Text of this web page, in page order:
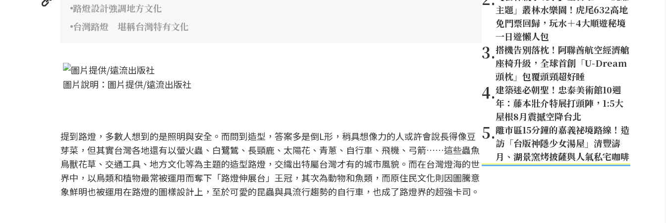
路燈設計強調地方文化
台灣路燈 堪稱台灣特有文化
圖片說明：圖片提供/遠流出版社
提到路燈，多數人想到的是照明與安全。而問到造型，答案多是倒L形，稍具想像力的人或許會說長得像豆
芽菜，但其實台灣各地還有以螢火蟲、白鷺鷥、長頸鹿、太陽花、青蔥、自行車、飛機、弓箭……這些蟲魚
鳥獸花草、交通工具、地方文化等為主題的造型路燈，交織出特屬台灣才有的城市風貌。而在台灣燈海的世
界中，以鳥類和植物最常被運用而奪下「路燈伸展台」王冠，其次為動物和魚類，而原住民文化則因圖騰意
象鮮明也被運用在路燈的圖樣設計上，至於可愛的昆蟲與具流行趨勢的自行車，也成了路燈界的超強卡司。
主題」叢林水樂園！虎尾632高地
免門票回歸，玩水＋4大順遊秘境
一日遊懶人包
3.搭機告別落枕！阿聯酋航空經濟艙
座椅升級，全球首創「U-Dream
頭枕」包覆頭頸超好睡
4.建築迷必朝聖！忠泰美術館10週
年：藤本壯介特展打頭陣，1:5大
屋根8月震撼空降台北
5.離市區15分鐘的嘉義祕境路線！造
訪「台版神隱少女湯屋」清豐濤
月、湖景窯烤披薩與人氣私宅咖啡